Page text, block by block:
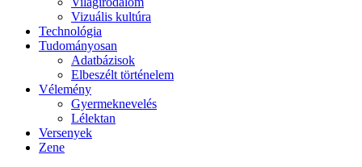
Vizuális kultúra
Technológia
Tudományosan
Adatbázisok
Elbeszélt történelem
Vélemény
Gyermeknevelés
Lélektan
Versenyek
Zene